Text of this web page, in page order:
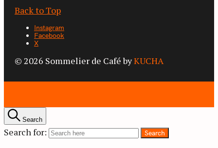
Back to Top
Instagram
Facebook
X
© 2026 Sommelier de Café byKUCHA
Search
Search for: Search